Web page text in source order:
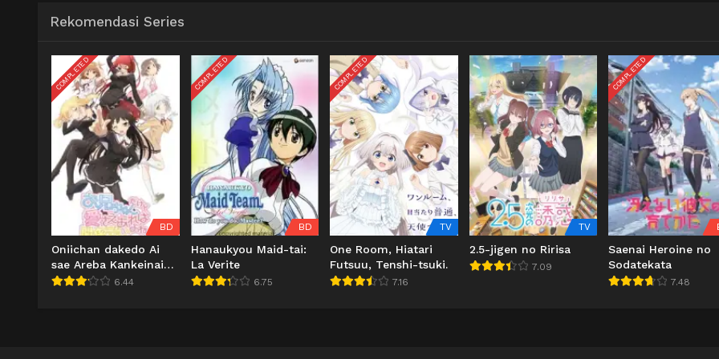
Rekomendasi Series
COMPLETED
BD
Oniichan dakedo Ai
sae Areba Kankeinai
yo ne!
6.44
COMPLETED
BD
Hanaukyou Maid-tai:
La Verite
6.75
COMPLETED
TV
One Room, Hiatari
Futsuu, Tenshi-tsuki.
7.16
TV
2.5-jigen no Ririsa
7.09
COMPLETED
Saenai Heroine no
Sodatekata
7.48